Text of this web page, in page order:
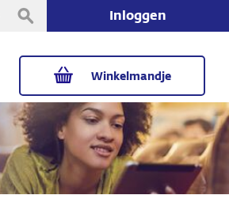
Inloggen
Winkelmandje